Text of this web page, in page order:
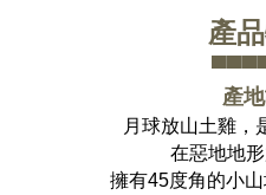
產
產
月球放山土雞，
在惡地地形
擁有45度角的小